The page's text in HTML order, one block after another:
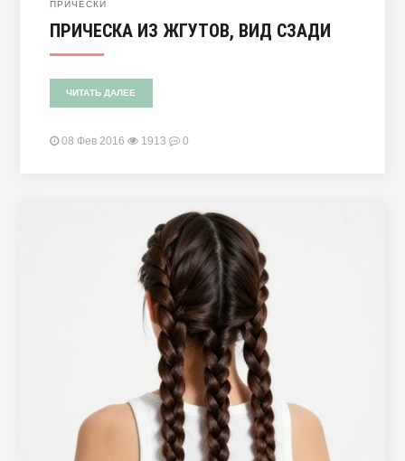
ПРИЧЕСКИ
ПРИЧЕСКА ИЗ ЖГУТОВ, ВИД СЗАДИ
ЧИТАТЬ ДАЛЕЕ
08 Фев 2016 1913 0